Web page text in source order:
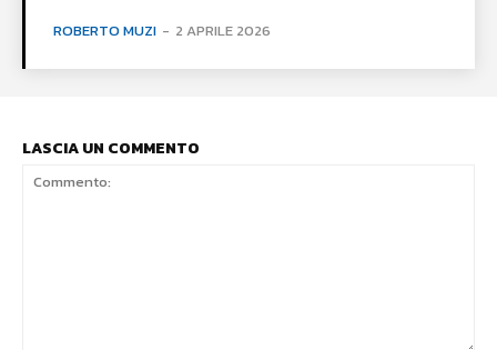
ROBERTO MUZI - 2 APRILE 2026
LASCIA UN COMMENTO